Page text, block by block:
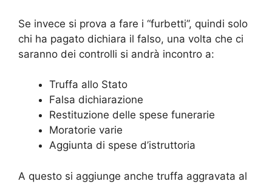
Se invece si prova a fare i “furbetti”, quindi solo
chi ha pagato dichiara il falso, una volta che ci
saranno dei controlli si andrà incontro a:
Truffa allo Stato
Falsa dichiarazione
Restituzione delle spese funerarie
Moratorie varie
Aggiunta di spese d’istruttoria
A questo si aggiunge anche truffa aggravata al